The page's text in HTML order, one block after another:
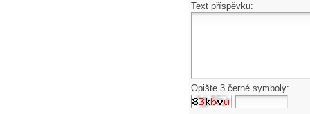
Text příspěvku:
Opište 3 černé symboly: